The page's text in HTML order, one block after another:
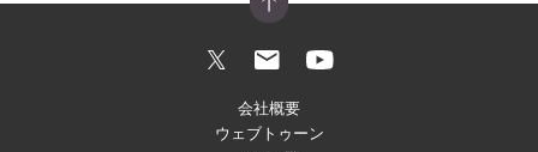
会社概要
ウェブトゥーン